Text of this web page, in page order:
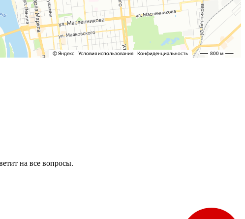
на все вопросы.